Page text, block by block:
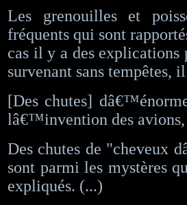
Les grenouilles et
fréquents qui sont
cas il y a des
survenant sans tempêtes,
[Des chutes]
lâ€™invention des avions,
Des chutes de "cheveux
sont parmi les mystères
expliqués. (...)